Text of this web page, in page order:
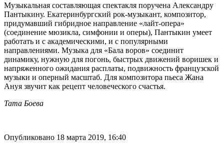
Музыкальная составляющая спектакля поручена Александру
Пантыкину. Екатеринбургский рок-музыкант, композитор,
придумавший гибридное направление «лайт-опера»
(соединение мюзикла, симфонии и оперы), Пантыкин умеет
работать и с академическими, и с популярными
направлениями. Музыка для «Бала воров» соединит
динамику, нужную для погонь, быстрых движений воришек и
напряженного ожидания расплаты, подвижность французской
музыки и оперный масштаб. Для композитора пьеса Жана
Ануя звучит как рецепт человеческого счастья.
Тата Боева
Опубликовано 18 марта 2019, 16:40